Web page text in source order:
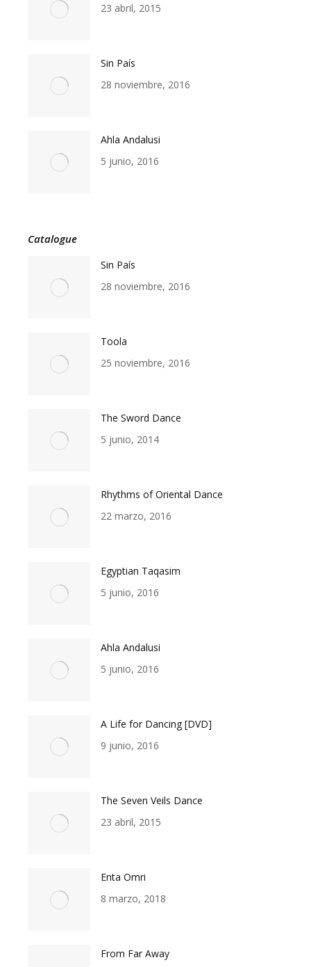
23 abril, 2015
Sin País
28 noviembre, 2016
Ahla Andalusi
5 junio, 2016
Catalogue
Sin País
28 noviembre, 2016
Toola
25 noviembre, 2016
The Sword Dance
5 junio, 2014
Rhythms of Oriental Dance
22 marzo, 2016
Egyptian Taqasim
5 junio, 2016
Ahla Andalusi
5 junio, 2016
A Life for Dancing [DVD]
9 junio, 2016
The Seven Veils Dance
23 abril, 2015
Enta Omri
8 marzo, 2018
From Far Away